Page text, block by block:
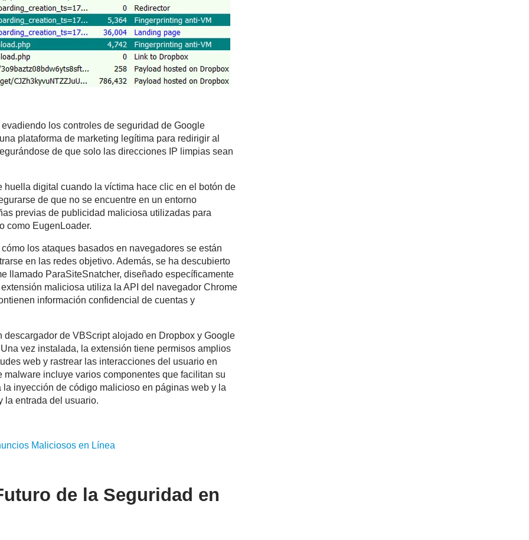
los controles de seguridad de Google
plataforma de marketing legítima para redirigir al
de que solo las direcciones IP limpias sean
digital cuando la víctima hace clic en el botón de
de que no se encuentre en un entorno
previas de publicidad maliciosa utilizadas para
como EugenLoader.
los ataques basados en navegadores se están
en las redes objetivo. Además, se ha descubierto
llamado ParaSiteSnatcher, diseñado específicamente
maliciosa utiliza la API del navegador Chrome
información confidencial de cuentas y
de VBScript alojado en Dropbox y Google
vez instalada, la extensión tiene permisos amplios
web y rastrear las interacciones del usuario en
incluye varios componentes que facilitan su
inyección de código malicioso en páginas web y la
la entrada del usuario.
Maliciosos en Línea
de la Seguridad en